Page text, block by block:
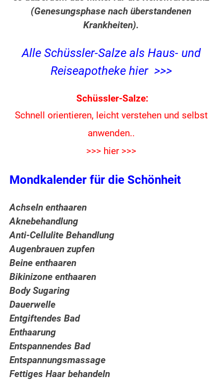
(Genesungsphase nach überstandenen
Krankheiten).
Alle Schüssler-Salze als Haus- und
Reiseapotheke hier >>>
Schüssler-Salze:
Schnell orientieren, leicht verstehen und selbst
anwenden..
>>> hier >>>
Mondkalender für die Schönheit
Achseln enthaaren
Aknebehandlung
Anti-Cellulite Behandlung
Augenbrauen zupfen
Beine enthaaren
Bikinizone enthaaren
Body Sugaring
Dauerwelle
Entgiftendes Bad
Enthaarung
Entspannendes Bad
Entspannungsmassage
Fettiges Haar behandeln